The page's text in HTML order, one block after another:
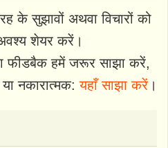
के सुझावों अथवा विचारों को
शेयर करें।
फीडबैक हमें जरूर साझा करें,
नकारात्मक:यहाँ साझा करें।